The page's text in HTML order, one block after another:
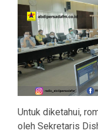
Untuk diketahui,
oleh Sekretaris